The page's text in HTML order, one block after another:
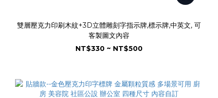
雙層壓克力印刷木紋+3D立體雕刻字指示牌,標示牌,中英文, 可
客製圖文內容
NT$330 ~ NT$500